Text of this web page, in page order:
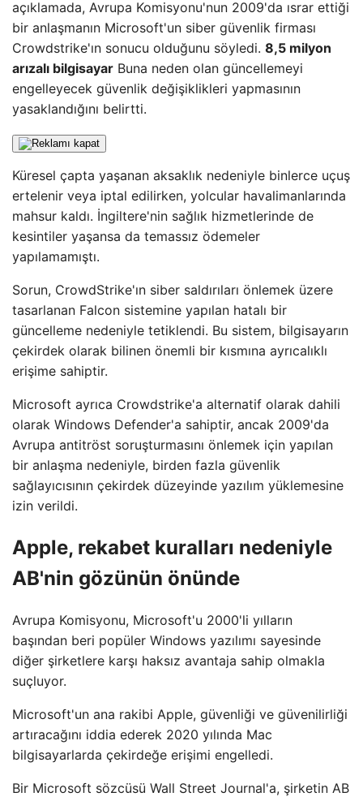
açıklamada, Avrupa Komisyonu'nun 2009'da ısrar ettiği
bir anlaşmanın Microsoft'un siber güvenlik firması
Crowdstrike'ın sonucu olduğunu söyledi. 8,5 milyon
arızalı bilgisayar Buna neden olan güncellemeyi
engelleyecek güvenlik değişiklikleri yapmasının
yasaklandığını belirtti.
Küresel çapta yaşanan aksaklık nedeniyle binlerce uçuş
ertelenir veya iptal edilirken, yolcular havalimanlarında
mahsur kaldı. İngiltere'nin sağlık hizmetlerinde de
kesintiler yaşansa da temassız ödemeler
yapılamamıştı.
Sorun, CrowdStrike'ın siber saldırıları önlemek üzere
tasarlanan Falcon sistemine yapılan hatalı bir
güncelleme nedeniyle tetiklendi. Bu sistem, bilgisayarın
çekirdek olarak bilinen önemli bir kısmına ayrıcalıklı
erişime sahiptir.
Microsoft ayrıca Crowdstrike'a alternatif olarak dahili
olarak Windows Defender'a sahiptir, ancak 2009'da
Avrupa antitröst soruşturmasını önlemek için yapılan
bir anlaşma nedeniyle, birden fazla güvenlik
sağlayıcısının çekirdek düzeyinde yazılım yüklemesine
izin verildi.
Apple, rekabet kuralları nedeniyle
AB'nin gözünün önünde
Avrupa Komisyonu, Microsoft'u 2000'li yılların
başından beri popüler Windows yazılımı sayesinde
diğer şirketlere karşı haksız avantaja sahip olmakla
suçluyor.
Microsoft'un ana rakibi Apple, güvenliği ve güvenilirliği
artıracağını iddia ederek 2020 yılında Mac
bilgisayarlarda çekirdeğe erişimi engelledi.
Bir Microsoft sözcüsü Wall Street Journal'a, şirketin AB